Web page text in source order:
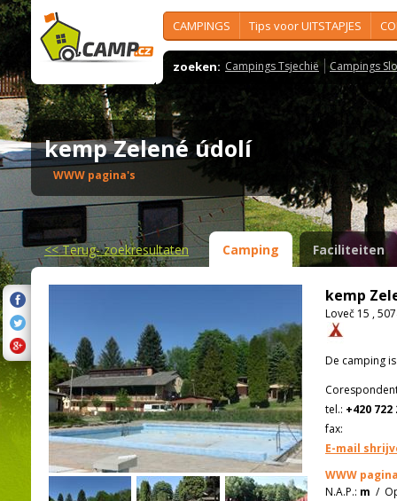
CAMPINGS Tips voor UITSTAPJES
zoeken: Campings Tsjechië Campings
kemp Zelené údolí
WWW pagina's
<<Terug- zoekresultaten Camping Faciliteiten
kemp
Loveč 15 ,
De camping
tel.: +420 722
fax:
E-mail
WWW
N.A.P.: m /